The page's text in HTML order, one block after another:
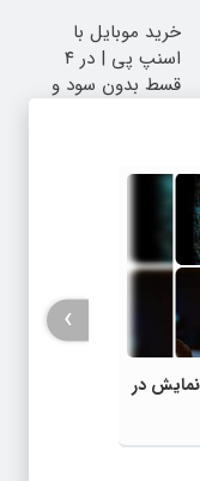
خرید موبایل با
اسنپ پی | در ۴
قسط بدون سود و
در
›